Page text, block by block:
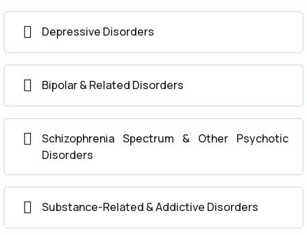
Depressive Disorders
Bipolar & Related Disorders
Schizophrenia Spectrum & Other Psychotic
Disorders
Substance-Related & Addictive Disorders